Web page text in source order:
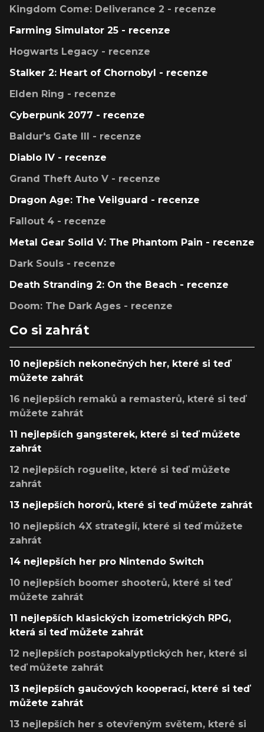
Kingdom Come: Deliverance 2 - recenze
Farming Simulator 25 - recenze
Hogwarts Legacy - recenze
Stalker 2: Heart of Chornobyl - recenze
Elden Ring - recenze
Cyberpunk 2077 - recenze
Baldur's Gate III - recenze
Diablo IV - recenze
Grand Theft Auto V - recenze
Dragon Age: The Veilguard - recenze
Fallout 4 - recenze
Metal Gear Solid V: The Phantom Pain - recenze
Dark Souls - recenze
Death Stranding 2: On the Beach - recenze
Doom: The Dark Ages - recenze
Co si zahrát
10 nejlepších nekonečných her, které si teď
můžete zahrát
16 nejlepších remaků a remasterů, které si teď
můžete zahrát
11 nejlepších gangsterek, které si teď můžete
zahrát
12 nejlepších roguelite, které si teď můžete
zahrát
13 nejlepších hororů, které si teď můžete zahrát
10 nejlepších 4X strategií, které si teď můžete
zahrát
14 nejlepších her pro Nintendo Switch
10 nejlepších boomer shooterů, které si teď
můžete zahrát
11 nejlepších klasických izometrických RPG,
která si teď můžete zahrát
12 nejlepších postapokalyptických her, které si
teď můžete zahrát
13 nejlepších gaučových kooperací, které si teď
můžete zahrát
13 nejlepších her s otevřeným světem, které si